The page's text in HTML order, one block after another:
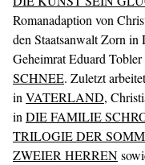
Romanadaption von
den Staatsanwalt Zorn in
Geheimrat Eduard
SCHNEE. Zuletzt
in VATERLAND,
in DIE FAMILIE
TRILOGIE DER
ZWEIER HERREN